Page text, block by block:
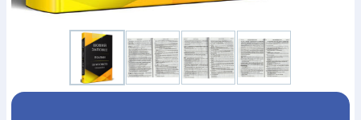
За додатковою інформацією дзвоніть за номером:
(097) 880-6379
Ми у Facebook